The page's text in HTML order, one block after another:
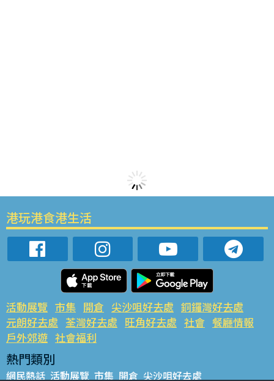
港玩港食港生活
活動展覽 市集 開倉 尖沙咀好去處 銅鑼灣好去處
元朗好去處 荃灣好去處 旺角好去處 社會 餐廳情報
戶外郊遊 社會福利
熱門類別
網民熱話 活動展覽 市集 開倉 尖沙咀好去處